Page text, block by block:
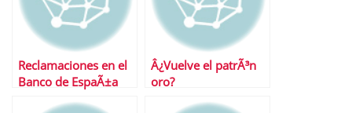
Reclamaciones en el
Banco de EspaÃ±a
Â¿Vuelve el patrÃ³n
oro?